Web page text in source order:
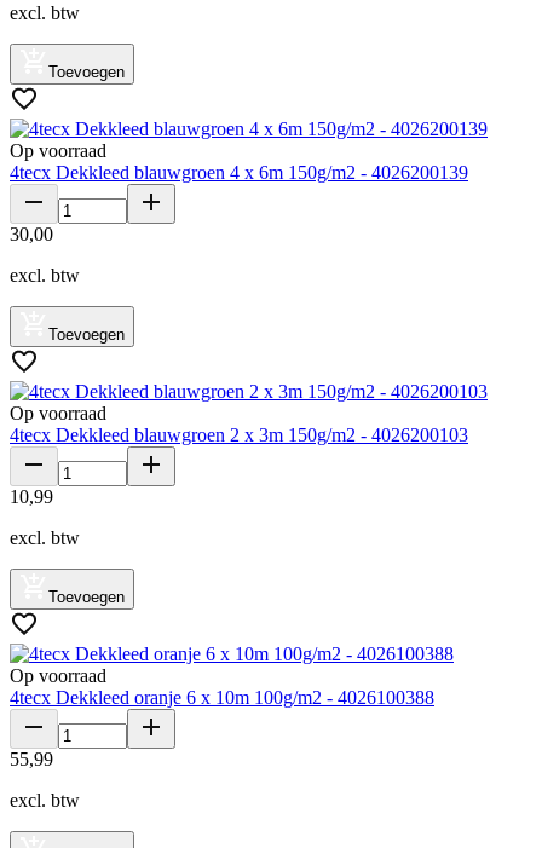
excl. btw
Toevoegen
Op voorraad
4tecx Dekkleed blauwgroen 4 x 6m 150g/m2 - 4026200139
30,00
excl. btw
Toevoegen
Op voorraad
4tecx Dekkleed blauwgroen 2 x 3m 150g/m2 - 4026200103
10,99
excl. btw
Toevoegen
Op voorraad
4tecx Dekkleed oranje 6 x 10m 100g/m2 - 4026100388
55,99
excl. btw